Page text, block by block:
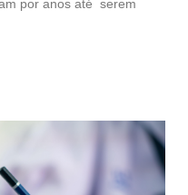
por anos até serem